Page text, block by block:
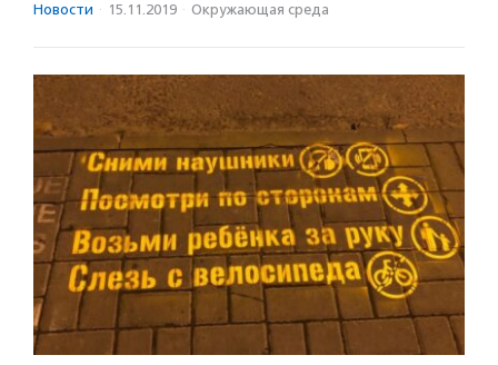
Новости · 15.11.2019 · Окружающая среда